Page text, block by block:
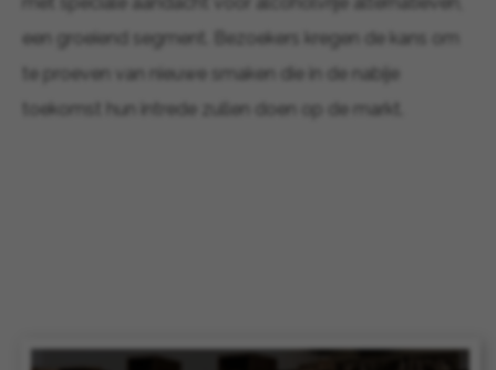
een groeiend segment. Bezoekers kregen de kans om
te proeven van nieuwe smaken die in de nabije
toekomst hun intrede zullen doen op de markt.